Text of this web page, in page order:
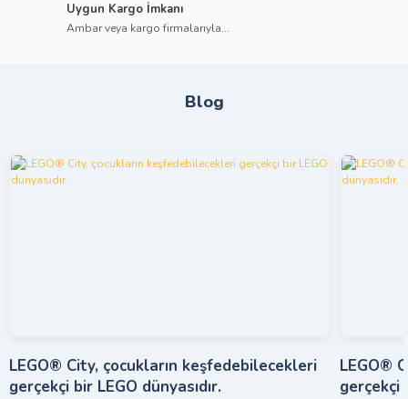
Uygun Kargo İmkanı
Ambar veya kargo firmalarıyla...
Blog
LEGO® City, çocukların keşfedebilecekleri
gerçekçi bir LEGO dünyasıdır.
LEGO®
gerçekçi